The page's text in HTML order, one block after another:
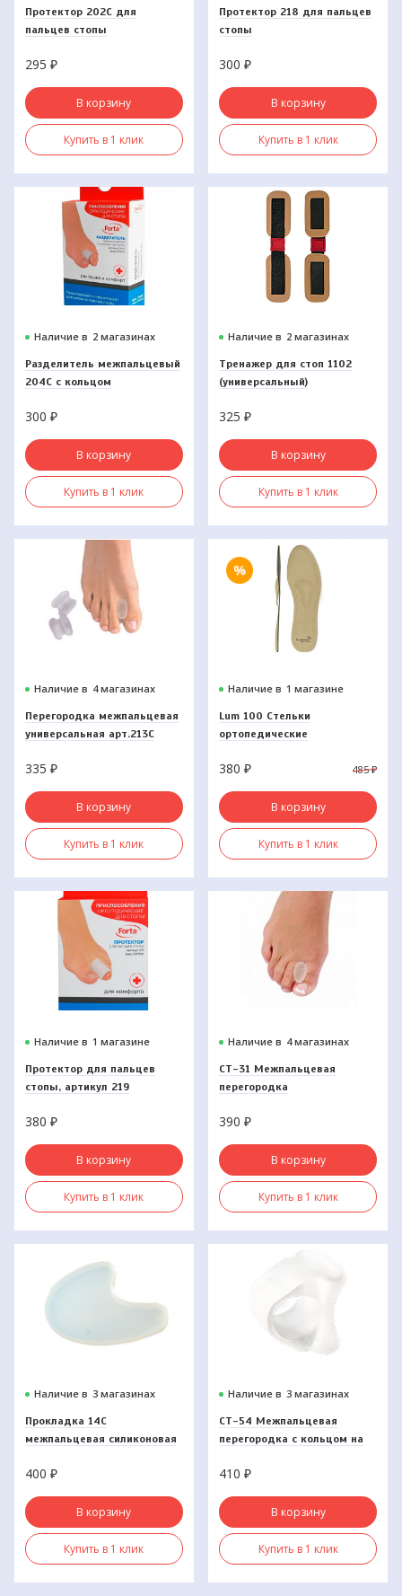
Протектор 202С для
пальцев стопы
295 ₽
В корзину
Купить в 1 клик
Протектор 218 для пальцев
стопы
300₽
В корзину
Купить в 1 клик
Наличие в 2 магазинах
Разделитель межпальцевый
204С с кольцом
Маркировка
300 ₽
В корзину
Купить в 1 клик
Наличие в 2 магазинах
Тренажер для стоп 1102
(универсальный)
325₽
В корзину
Купить в 1 клик
Наличие в 4 магазинах
Перегородка межпальцевая
универсальная арт.213С
335 ₽
В корзину
Купить в 1 клик
Наличие в 1 магазине
Lum 100 Стельки
ортопедические
485₽
380₽
В корзину
Купить в 1 клик
Наличие в 1 магазине
Протектор для пальцев
стопы, артикул 219
380 ₽
В корзину
Купить в 1 клик
Наличие в 4 магазинах
СТ-31 Межпальцевая
перегородка
390₽
В корзину
Купить в 1 клик
Наличие в 3 магазинах
Прокладка 14С
межпальцевая силиконовая
400 ₽
В корзину
Купить в 1 клик
Наличие в 3 магазинах
СТ-54 Межпальцевая
перегородка с кольцом на
410₽
В корзину
Купить в 1 клик